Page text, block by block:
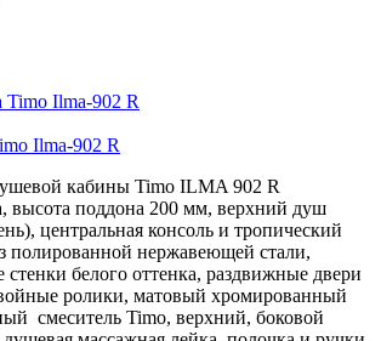
Ilma-902 R
кабины Timo ILMA 902 R
высота поддона 200 мм, верхний душ
центральная консоль и тропический
полированной нержавеющей стали,
стенки белого оттенка, раздвижные двери
ролики, матовый хромированный
смеситель Timo, верхний, боковой